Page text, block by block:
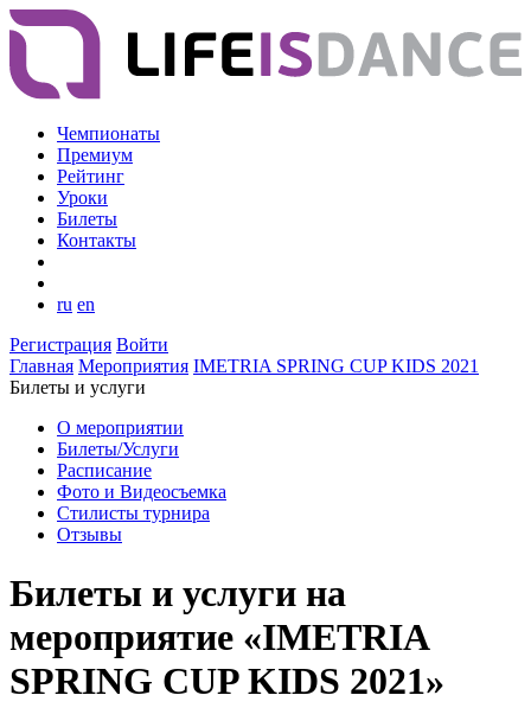
Чемпионаты
Премиум
Рейтинг
Уроки
Билеты
Контакты
ru en
Регистрация Войти
Главная Мероприятия IMETRIA SPRING CUP KIDS 2021
Билеты и услуги
О мероприятии
Билеты/Услуги
Расписание
Фото и Видеосъемка
Стилисты турнира
Отзывы
Билеты и услуги на
мероприятие «IMETRIA
SPRING CUP KIDS 2021»